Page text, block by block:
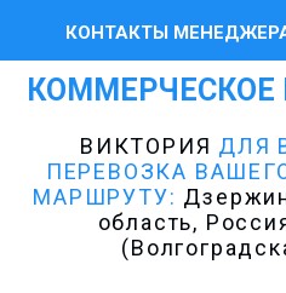
КОНТАКТЫ
ВИКТОРИЯ ДЛЯ
ПЕРЕВОЗКА
МАРШРУТУ:
область,